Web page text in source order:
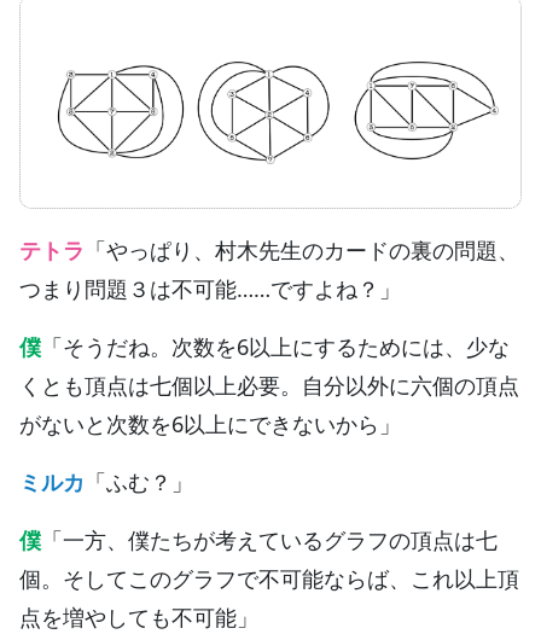
テトラ 「やっぱり、村木先生のカードの裏の問題、
つまり問題３は不可能……ですよね？」
僕 「そうだね。次数を6以上にするためには、少な
くとも頂点は七個以上必要。自分以外に六個の頂点
がないと次数を6以上にできないから」
ミルカ 「ふむ？」
僕 「一方、僕たちが考えているグラフの頂点は七
個。そしてこのグラフで不可能ならば、これ以上頂
点を増やしても不可能」